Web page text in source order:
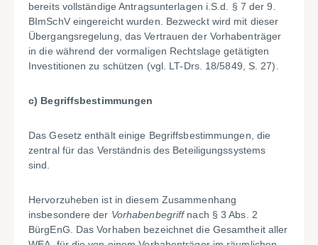
bereits vollständige Antragsunterlagen i.S.d. § 7 der 9.
BImSchV eingereicht wurden. Bezweckt wird mit dieser
Übergangsregelung, das Vertrauen der Vorhabenträger
in die während der vormaligen Rechtslage getätigten
Investitionen zu schützen (vgl. LT-Drs. 18/5849, S. 27).
c) Begriffsbestimmungen
Das Gesetz enthält einige Begriffsbestimmungen, die
zentral für das Verständnis des Beteiligungssystems
sind.
Hervorzuheben ist in diesem Zusammenhang
insbesondere der Vorhabenbegriffnach § 3 Abs. 2
BürgEnG. Das Vorhaben bezeichnet die Gesamtheit aller